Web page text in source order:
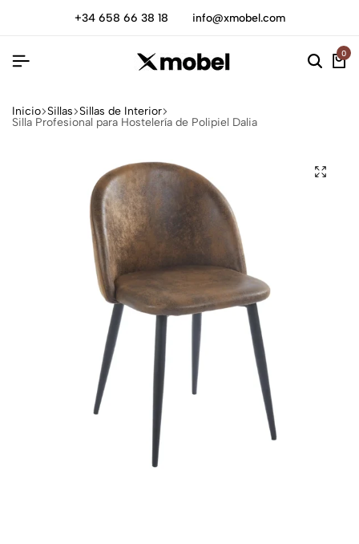
+34 658 66 38 18 info@xmobel.com
0
Inicio Sillas Sillas de Interior
Silla Profesional para Hostelería de Polipiel Dalia